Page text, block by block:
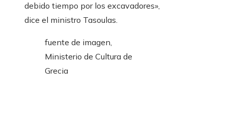
debido tiempo por los excavadores»,
dice el ministro Tasoulas.
fuente de imagen,
Ministerio de Cultura de
Grecia